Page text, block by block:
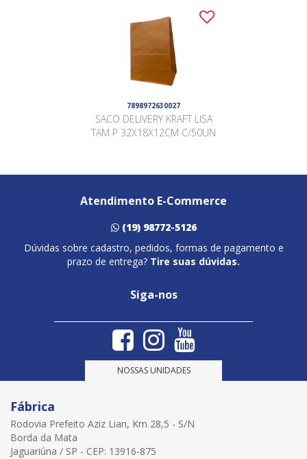
7898972630027
SACO DELIVERY KRAFT LISA
TAM P 32X18X12CM C/50UN
Atendimento E-Commerce
(19) 98772-5126
Dúvidas sobre cadastro, pedidos, formas de pagamento e
prazo de entrega? Tire suas dúvidas.
Siga-nos
NOSSAS UNIDADES
Fábrica
Rodovia Prefeito Aziz Lian, Km 28,5 - S/N
Borda da Mata
Jaguariúna / SP - CEP: 13916-875